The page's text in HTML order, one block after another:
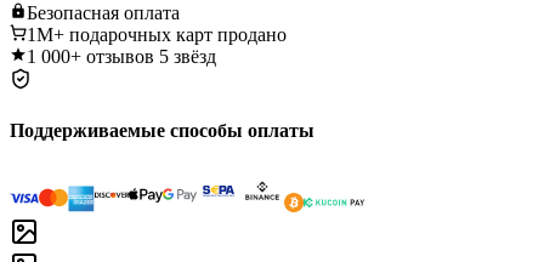
Безопасная оплата
1M+ подарочных карт продано
1 000+ отзывов 5 звёзд
Поддерживаемые способы оплаты